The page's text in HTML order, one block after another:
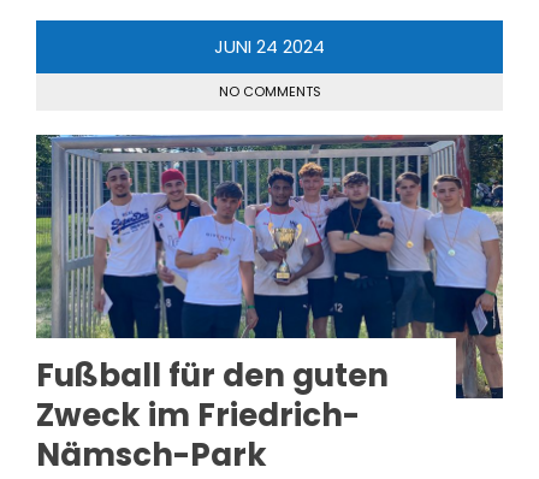
JUNI24 2024
NO COMMENTS
Fußball für den guten
Zweck im Friedrich-
Nämsch-Park